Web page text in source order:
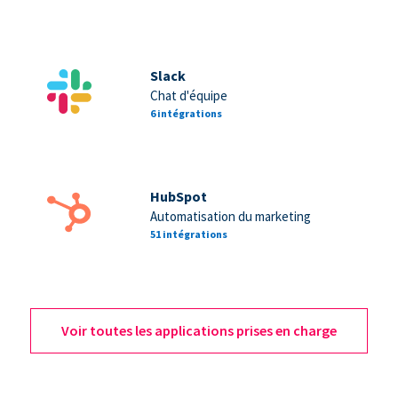
Slack
Chat d'équipe
6 intégrations
HubSpot
Automatisation du marketing
51 intégrations
Voir toutes les applications prises en charge